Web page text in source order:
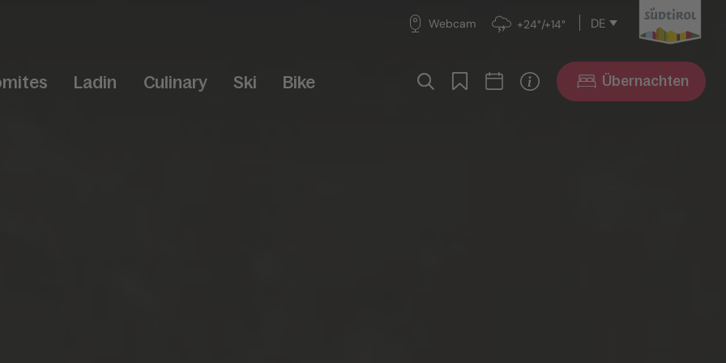
Webcam +24°/+14° DE
Ladin Culinary Ski Bike Übernachten